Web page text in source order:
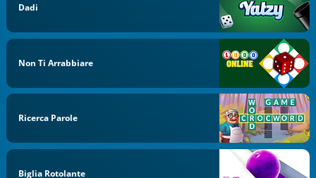
Dadi
Non Ti Arrabbiare
Ricerca Parole
Biglia Rotolante